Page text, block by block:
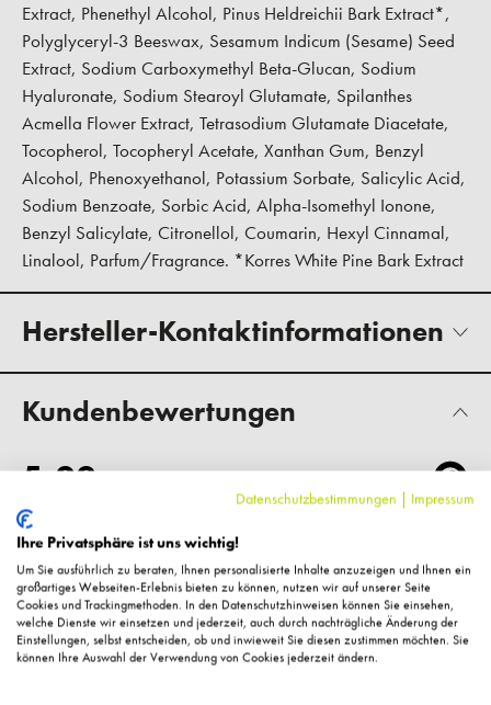
Extract, Phenethyl Alcohol, Pinus Heldreichii Bark Extract*,
Polyglyceryl-3 Beeswax, Sesamum Indicum (Sesame) Seed
Extract, Sodium Carboxymethyl Beta-Glucan, Sodium
Hyaluronate, Sodium Stearoyl Glutamate, Spilanthes
Acmella Flower Extract, Tetrasodium Glutamate Diacetate,
Tocopherol, Tocopheryl Acetate, Xanthan Gum, Benzyl
Alcohol, Phenoxyethanol, Potassium Sorbate, Salicylic Acid,
Sodium Benzoate, Sorbic Acid, Alpha-Isomethyl Ionone,
Benzyl Salicylate, Citronellol, Coumarin, Hexyl Cinnamal,
Linalool, Parfum/Fragrance. *Korres White Pine Bark Extract
Hersteller-Kontaktinformationen
Kundenbewertungen
Datenschutzbestimmungen | Impressum
Ihre Privatsphäre ist uns wichtig!
Um Sie ausführlich zu beraten, Ihnen personalisierte Inhalte anzuzeigen und Ihnen ein
großartiges Webseiten-Erlebnis bieten zu können, nutzen wir auf unserer Seite
Cookies und Trackingmethoden. In den Datenschutzhinweisen können Sie einsehen,
welche Dienste wir einsetzen und jederzeit, auch durch nachträgliche Änderung der
Einstellungen, selbst entscheiden, ob und inwieweit Sie diesen zustimmen möchten. Sie
können Ihre Auswahl der Verwendung von Cookies jederzeit ändern.